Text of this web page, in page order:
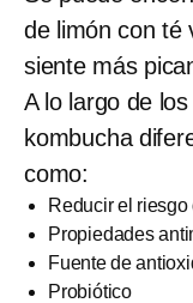
de limón con té
siente más
A lo largo de
kombucha
como:
Reducir el riesgo
Propiedades
Fuente de
Probiótico